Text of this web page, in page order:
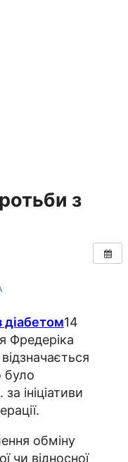
з
14
Фредеріка
було
ініціативи
обміну
чи відносної